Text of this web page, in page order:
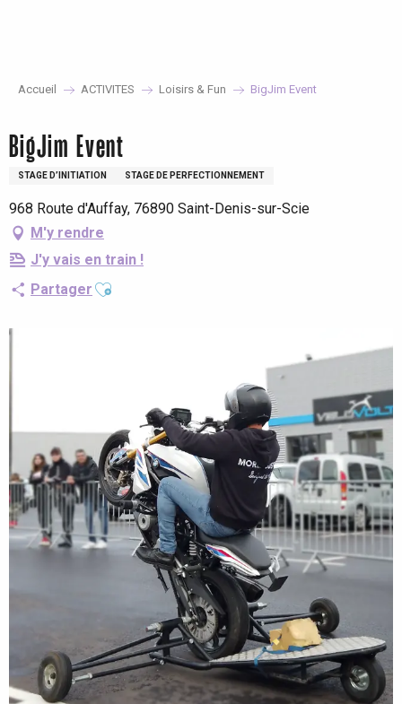
Accueil ACTIVITES Loisirs & Fun BigJim Event
BigJim Event
STAGE D’INITIATION STAGE DE PERFECTIONNEMENT
968 Route d'Auffay, 76890 Saint-Denis-sur-Scie
M'y rendre
J'y vais en train !
Partager Ajouter aux favoris